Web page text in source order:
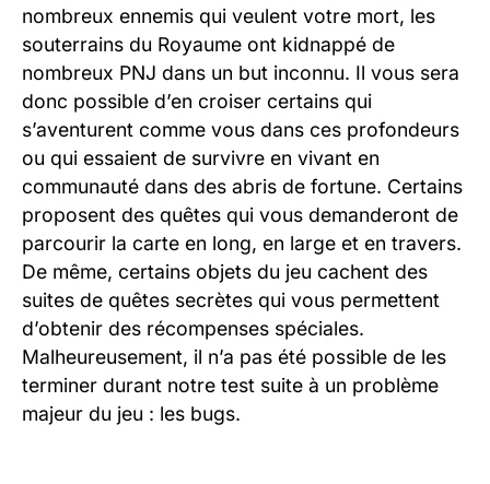
nombreux ennemis qui veulent votre mort, les
souterrains du Royaume ont kidnappé de
nombreux PNJ dans un but inconnu. Il vous sera
donc possible d’en croiser certains qui
s’aventurent comme vous dans ces profondeurs
ou qui essaient de survivre en vivant en
communauté dans des abris de fortune. Certains
proposent des quêtes qui vous demanderont de
parcourir la carte en long, en large et en travers.
De même, certains objets du jeu cachent des
suites de quêtes secrètes qui vous permettent
d’obtenir des récompenses spéciales.
Malheureusement, il n’a pas été possible de les
terminer durant notre test suite à un problème
majeur du jeu : les bugs.